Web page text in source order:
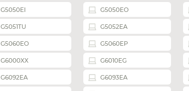
G5050EI G5050EO
G5051TU G5052EA
G5060EO G5060EP
G6000XX G6010EG
G6092EA G6093EA